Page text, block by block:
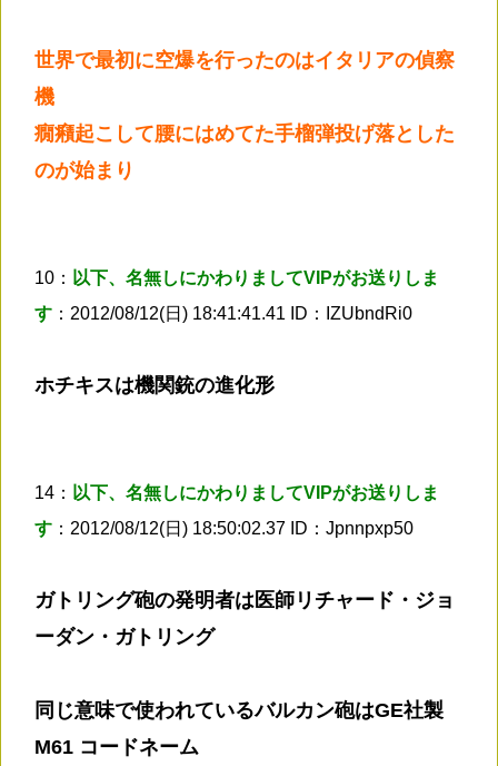
世界で最初に空爆を行ったのはイタリアの偵察
機
癇癪起こして腰にはめてた手榴弾投げ落とした
のが始まり
10： 以下、名無しにかわりましてVIPがお送りしま
す ：2012/08/12(日) 18:41:41.41 ID：IZUbndRi0
ホチキスは機関銃の進化形
14： 以下、名無しにかわりましてVIPがお送りしま
す ：2012/08/12(日) 18:50:02.37 ID：Jpnnpxp50
ガトリング砲の発明者は医師リチャード・ジョ
ーダン・ガトリング
同じ意味で使われているバルカン砲はGE社製
M61 コードネーム